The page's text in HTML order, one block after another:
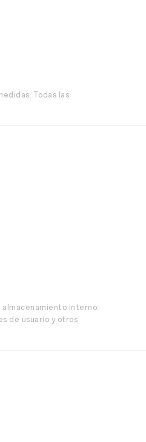
Todas las
interno.
de usuario y otros